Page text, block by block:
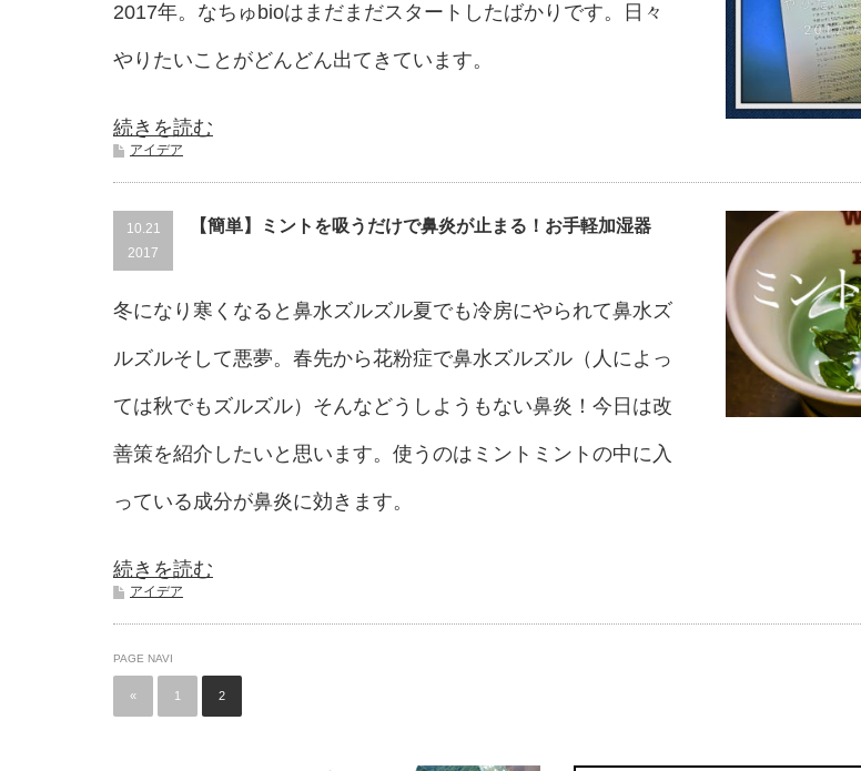
2017年。なちゅbioはまだまだスタートしたばかりです。日々
やりたいことがどんどん出てきています。
続きを読む
アイデア
10.21
2017
【簡単】ミントを吸うだけで鼻炎が止まる！お手軽加湿器
冬になり寒くなると鼻水ズルズル夏でも冷房にやられて鼻水ズ
ルズルそして悪夢。春先から花粉症で鼻水ズルズル（人によっ
ては秋でもズルズル）そんなどうしようもない鼻炎！今日は改
善策を紹介したいと思います。使うのはミントミントの中に入
っている成分が鼻炎に効きます。
続きを読む
アイデア
PAGE NAVI
« 1 2